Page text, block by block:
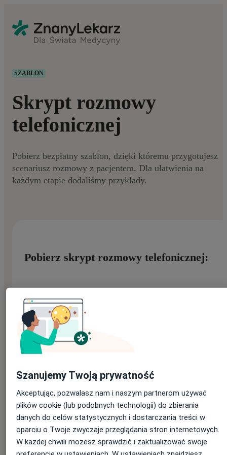
SZABLON
Skrypt rozmowy
telefonicznej
Pobierz bezpłatny szablon, dzięki któremu przygotujesz
scenariusz rozmowy z pacjentem. Dla ułatwienia na
każdym etapie dodaliśmy przykłady.
Pobierz skrypt rozmowy telefonicznej:
Nazwisko
E-mail*
Jeśli masz konto na ZnanyLekarz, podaj e-mail, którym się
logujesz
Szanujemy Twoją prywatność
Akceptując, pozwalasz nam i naszym partnerom używać
plików cookie (lub podobnych technologii) do zbierania
danych do celów statystycznych i dostarczania treści w
oparciu o Twoje zwyczaje przeglądania stron internetowych.
W każdej chwili możesz sprawdzić i zaktualizować swoje